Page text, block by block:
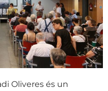
Oliveres és un